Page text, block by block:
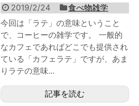
2019/2/24
食べ物雑学
今回は「ラテ」の意味ということ
で、コーヒーの雑学です。 一般的
なカフェであればどこでも提供され
ている「カフェラテ」ですが、あま
りラテの意味...
記事を読む